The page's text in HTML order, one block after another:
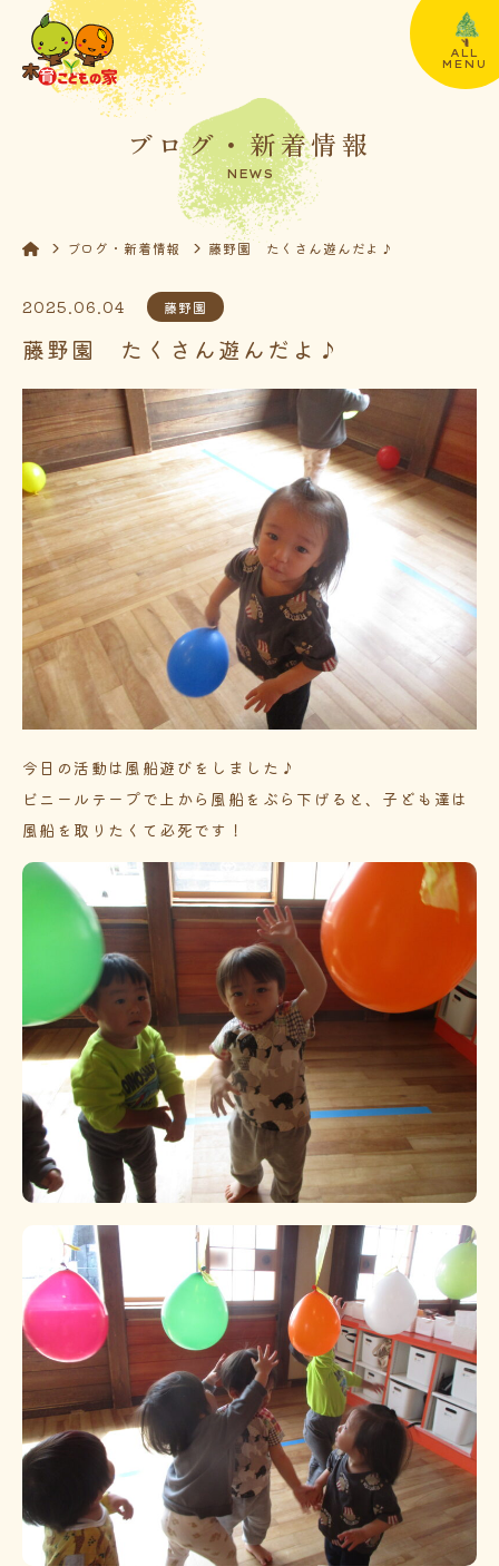
ALL
MENU
ブログ・新着情報
NEWS
ブログ・新着情報 藤野園 たくさん遊んだよ♪
2025.06.04 藤野園
藤野園 たくさん遊んだよ♪
今日の活動は風船遊びをしました♪
ビニールテープで上から風船をぶら下げると、子ども達は
風船を取りたくて必死です！